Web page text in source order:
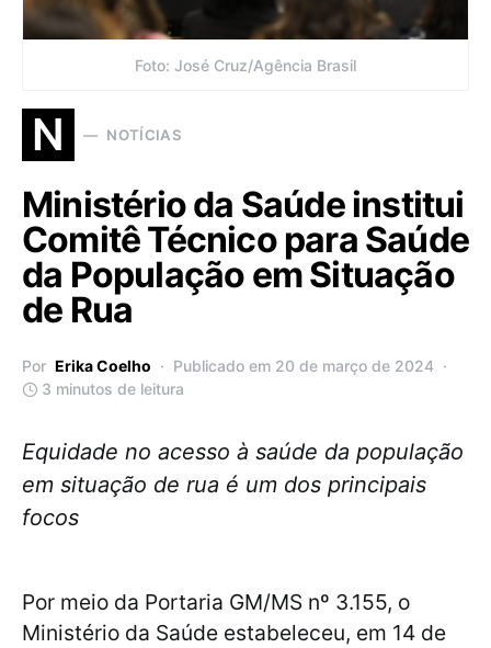
Foto: José Cruz/Agência Brasil
N NOTÍCIAS
Ministério da Saúde institui
Comitê Técnico para Saúde
da População em Situação
de Rua
Por Erika Coelho
Publicado em 20 de março de 2024
3 minutos de leitura
Equidade no acesso à saúde da população
em situação de rua é um dos principais
focos
Por meio da Portaria GM/MS nº 3.155, o
Ministério da Saúde estabeleceu, em 14 de